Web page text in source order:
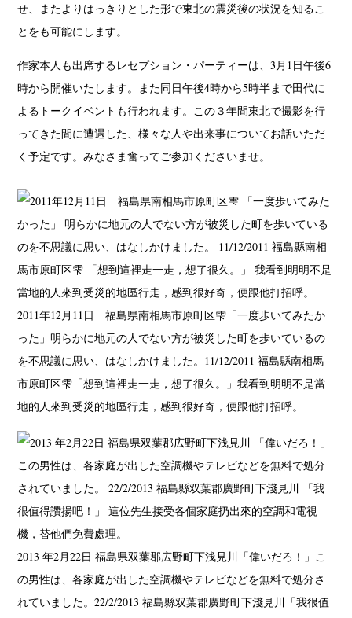
せ、またよりはっきりとした形で東北の震災後の状況を知るこ
とをも可能にします。
作家本人も出席するレセプション・パーティーは、3月1日午後6
時から開催いたします。また同日午後4時から5時半まで田代に
よるトークイベントも行われます。この３年間東北で撮影を行
ってきた間に遭遇した、様々な人や出来事についてお話いただ
く予定です。みなさま奮ってご参加くださいませ。
2011年12月11日 福島県南相馬市原町区雫 「一度歩いてみたか
った」 明らかに地元の人でない方が被災した町を歩いているの
を不思議に思い、はなしかけました。 11/12/2011 福島縣南相馬
市原町区雫 「想到這裡走一走，想了很久。」我看到明明不是當
地的人來到受災的地區行走，感到很好奇，便跟他打招呼。
2013 年2月22日 福島県双葉郡広野町下浅見川 「偉いだろ！」 こ
の男性は、各家庭が出した空調機やテレビなどを無料で処分さ
れていました。22/2/2013 福島縣双葉郡廣野町下淺見川 「我很值